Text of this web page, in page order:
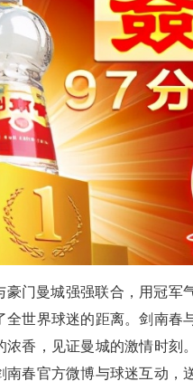
曼城强强联合，用冠军气
全世界球迷的距离。剑南春
浓香，见证曼城的激情时刻
南春官方微博与球迷互动，